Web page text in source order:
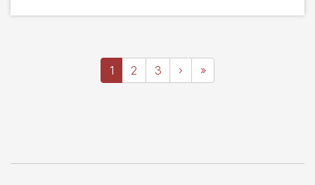
Página
actual
1 Page
2 Page
3
Siguiente
página
›
Última
página
»